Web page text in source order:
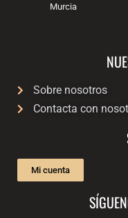
Murcia
Sobre nosotros
Contacta con
Mi cuenta